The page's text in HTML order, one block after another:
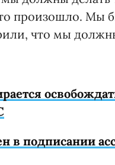
произошло. Мы
что мы
в подписании